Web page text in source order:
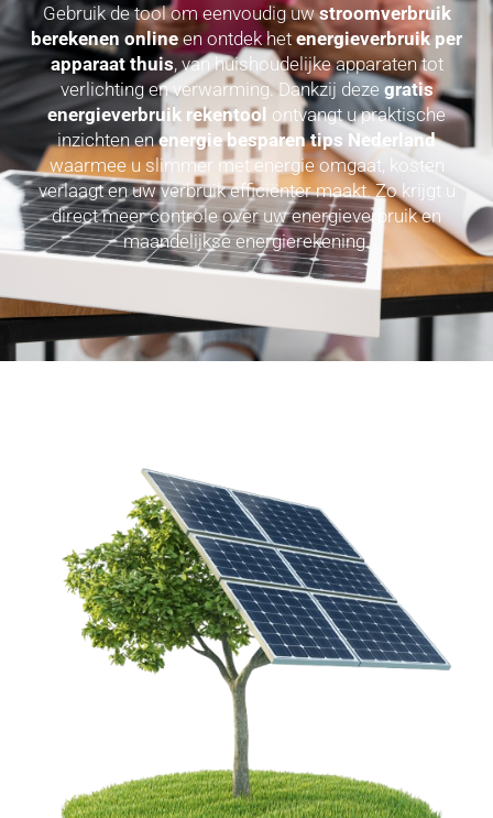
Gebruik de tool om eenvoudig uwstroomverbruik
berekenen online en ontdek hetenergieverbruik per
apparaat thuis, van huishoudelijke apparaten tot
verlichting en verwarming. Dankzij deze gratis
energieverbruik rekentool ontvangt u praktische
inzichten enenergie besparen tips Nederland
waarmee u slimmer met energie omgaat, kosten
verlaagt en uw verbruik efficiënter maakt. Zo krijgt u
direct meer controle over uw energieverbruik en
maandelijkse energierekening.